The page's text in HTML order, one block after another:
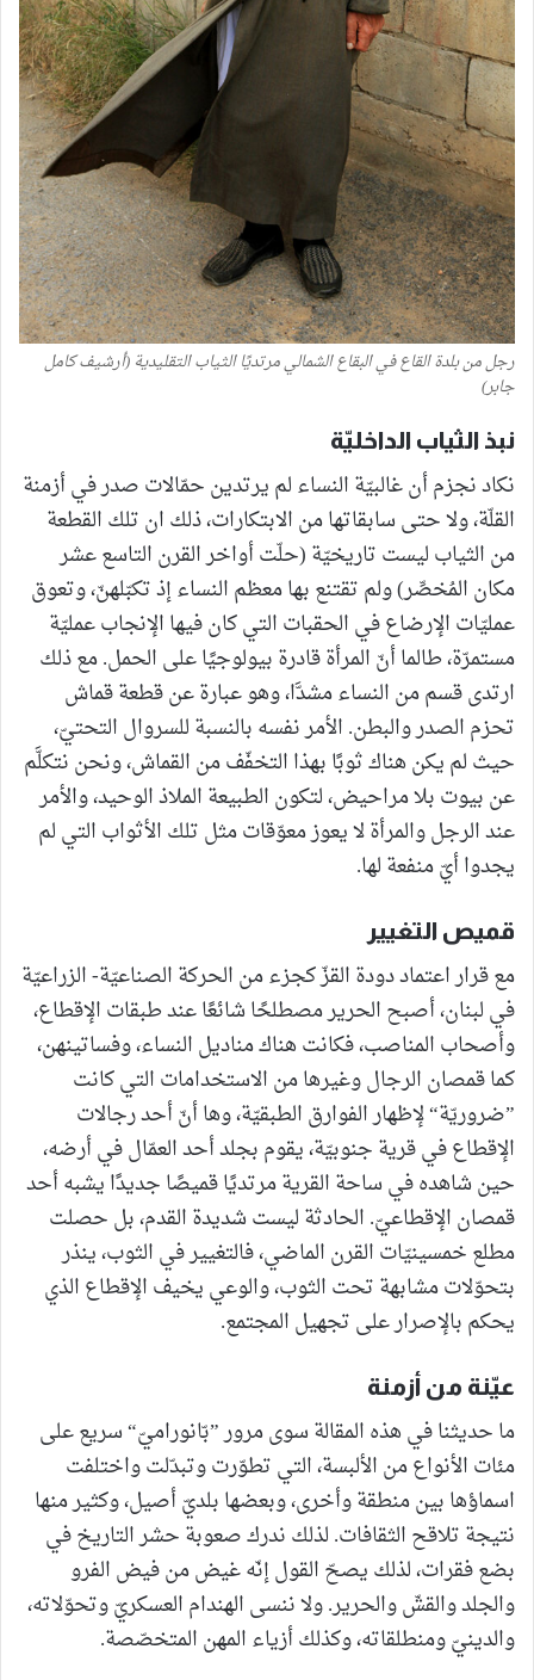
رجل من بلدة القاع في البقاع الشمالي مرتديًا الثياب التقليدية (أرشيف كامل
جابر)
نبذ الثياب الداخليّة
نكاد نجزم أن غالبيّة النساء لم يرتدين حمّالات صدر في أزمنة
القلّة، ولا حتى سابقاتها من الابتكارات، ذلك ان تلك القطعة
من الثياب ليست تاريخيّة (حلّت أواخر القرن التاسع عشر
مكان المُخصِّر) ولم تقتنع بها معظم النساء إذ تكبّلهنّ، وتعوق
عمليّات الإرضاع في الحقبات التي كان فيها الإنجاب عمليّة
مستمرّة، طالما أنّ المرأة قادرة بيولوجيًا على الحمل. مع ذلك
ارتدى قسم من النساء مشدَّا، وهو عبارة عن قطعة قماش
تحزم الصدر والبطن. الأمر نفسه بالنسبة للسروال التحتيّ،
حيث لم يكن هناك ثوبًا بهذا التخفّف من القماش، ونحن نتكلَّم
عن بيوت بلا مراحيض، لتكون الطبيعة الملاذ الوحيد، والأمر
عند الرجل والمرأة لا يعوز معوّقات مثل تلك الأثواب التي لم
يجدوا أيّ منفعة لها.
قميص التغيير
مع قرار اعتماد دودة القزّ كجزء من الحركة الصناعيّة- الزراعيّة
في لبنان، أصبح الحرير مصطلحًا شائعًا عند طبقات الإقطاع،
وأصحاب المناصب، فكانت هناك مناديل النساء، وفساتينهن،
كما قمصان الرجال وغيرها من الاستخدامات التي كانت
”ضروريّة“ لإظهار الفوارق الطبقيّة، وها أنّ أحد رجالات
الإقطاع في قرية جنوبيّة، يقوم بجلد أحد العمّال في أرضه،
حين شاهده في ساحة القرية مرتديًا قميصًا جديدًا يشبه أحد
قمصان الإقطاعيّ. الحادثة ليست شديدة القدم، بل حصلت
مطلع خمسينيّات القرن الماضي، فالتغيير في الثوب، ينذر
بتحوّلات مشابهة تحت الثوب، والوعي يخيف الإقطاع الذي
يحكم بالإصرار على تجهيل المجتمع.
عيّنة من أزمنة
ما حديثنا في هذه المقالة سوى مرور ”بّانوراميّ“ سريع على
مئات الأنواع من الألبسة، التي تطوّرت وتبدّلت واختلفت
اسماؤها بين منطقة وأخرى، وبعضها بلديّ أصيل، وكثير منها
نتيجة تلاقح الثقافات. لذلك ندرك صعوبة حشر التاريخ في
بضع فقرات، لذلك يصحّ القول إنّه غيض من فيض الفرو
والجلد والقشّ والحرير. ولا ننسى الهندام العسكريّ وتحوّلاته،
والدينيّ ومنطلقاته، وكذلك أزياء المهن المتخصّصة.